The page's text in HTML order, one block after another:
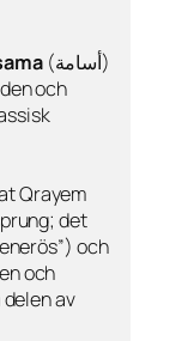
(أسامة)
och
Qrayem
det
och
och
av